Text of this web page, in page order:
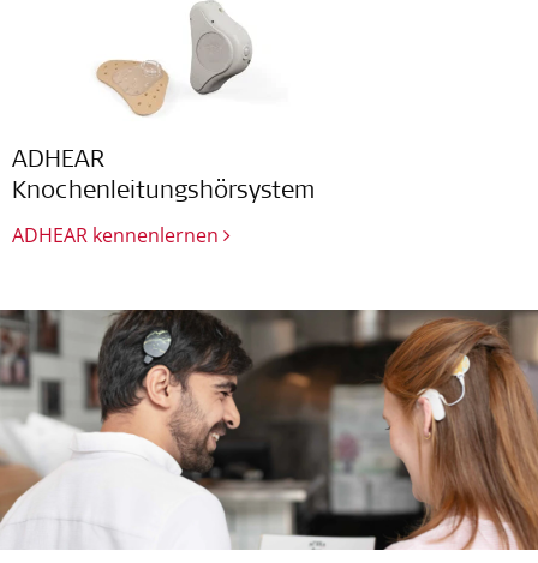
ADHEAR
Knochenleitungshörsystem
ADHEAR kennenlernen